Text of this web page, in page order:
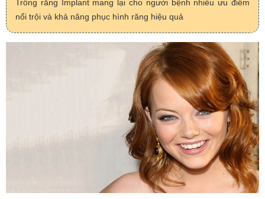
Trồng răng Implant mang lại cho người bệnh nhiều ưu điểm
nổi trội và khả năng phục hình răng hiệu quả